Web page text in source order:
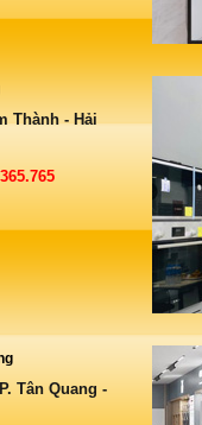
Thành - Hải
Tân Quang -